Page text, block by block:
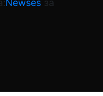
Newses за